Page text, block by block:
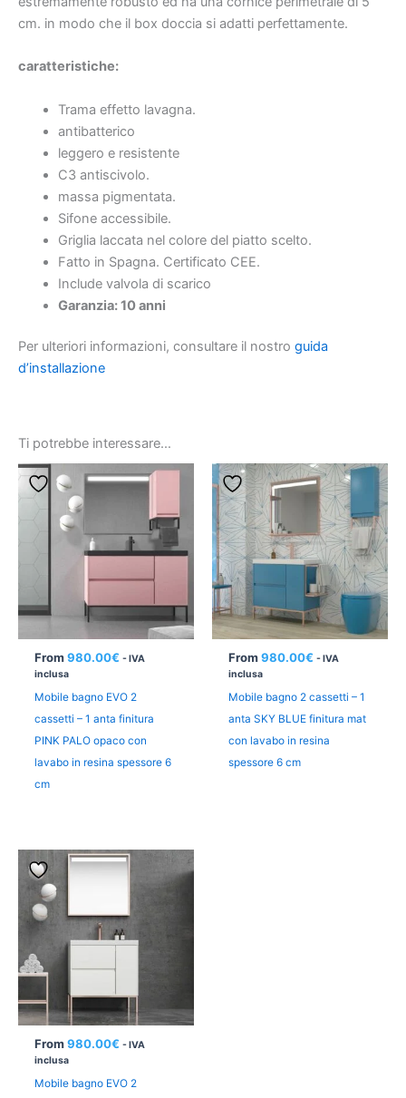
cm. in modo che il box doccia si adatti perfettamente.
caratteristiche:
Trama effetto lavagna.
antibatterico
leggero e resistente
C3 antiscivolo.
massa pigmentata.
Sifone accessibile.
Griglia laccata nel colore del piatto scelto.
Fatto in Spagna. Certificato CEE.
Include valvola di scarico
Garanzia: 10 anni
Per ulteriori informazioni, consultare il nostro guida
d’installazione
Ti potrebbe interessare…
From 980.00€ - IVA
inclusa
Mobile bagno EVO 2
cassetti – 1 anta finitura
PINK PALO opaco con
lavabo in resina spessore 6
cm
From 980.00€ - IVA
inclusa
Mobile bagno 2 cassetti – 1
anta SKY BLUE finitura mat
con lavabo in resina
spessore 6 cm
From 980.00€ - IVA
inclusa
Mobile bagno EVO 2